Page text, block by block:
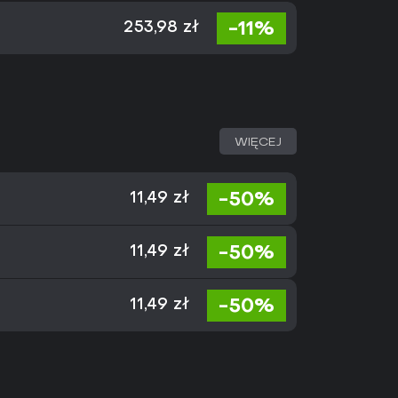
253,98 zł -11%
WIĘCEJ
11,49 zł -50%
11,49 zł -50%
11,49 zł -50%